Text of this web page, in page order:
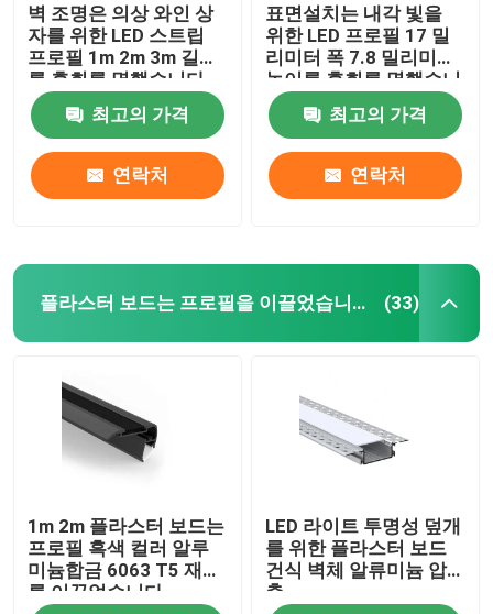
벽 조명은 의상 와인 상
자를 위한 LED 스트립
프로필 1m 2m 3m 길이
를 휴회를 명했습니다
최고의 가격
연락처
표면설치는 내각 빛을
위한 LED 프로필 17 밀
리미터 폭 7.8 밀리미터
높이를 휴회를 명했습니
다
최고의 가격
연락처
플라스터 보드는 프로필을 이끌었습니다 (33)
1m 2m 플라스터 보드는
프로필 흑색 컬러 알루
미늄합금 6063 T5 재료
를 이끌었습니다
LED 라이트 투명성 덮개
를 위한 플라스터 보드
건식 벽체 알류미늄 압
출